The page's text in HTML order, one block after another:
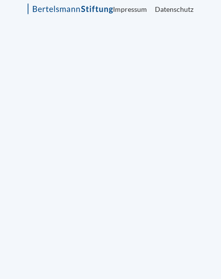
Impressum Datenschutz